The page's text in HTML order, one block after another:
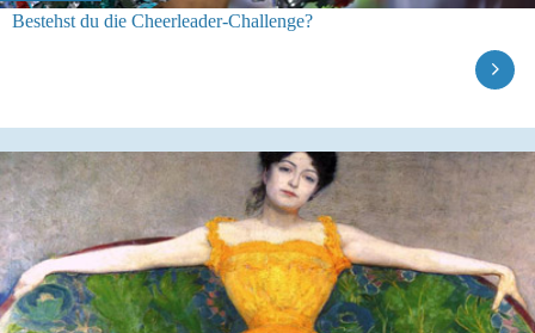
Bestehst du die Cheerleader-Challenge?